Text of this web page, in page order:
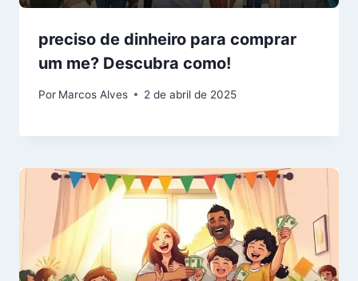
preciso de dinheiro para comprar
um me? Descubra como!
Por Marcos Alves 2 de abril de 2025